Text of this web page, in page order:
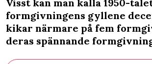
Visst kan man kalla 1950-
formgivningens gyllene
kikar närmare på fem
deras spännande